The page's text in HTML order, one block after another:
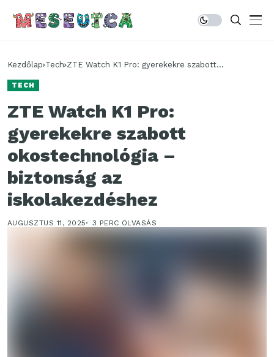
Kezdőlap Tech ZTE Watch K1 Pro: gyerekekre szabott
TECH
ZTE Watch K1 Pro:
gyerekekre szabott
okostechnológia –
biztonság az
iskolakezdéshez
AUGUSZTUS 11, 2025 3 PERC OLVASÁS